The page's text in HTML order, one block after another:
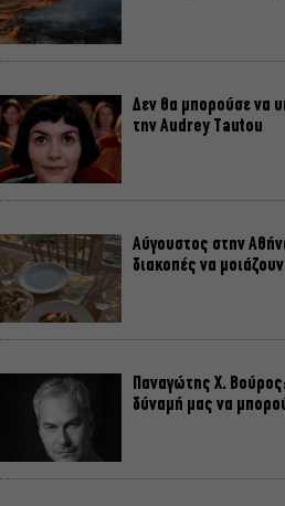
Δεν θα μπορούσε να
την Audrey Tautou
Αύγουστος στην
διακοπές να
Παναγώτης Χ.
δύναμή μας να